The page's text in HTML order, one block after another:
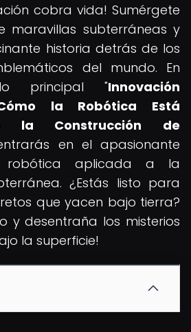
cobra vida! Sumérgete
maravillas subterráneas y
historia detrás de los
del mundo. En
principal "Innovación
la Robótica Está
la Construcción de
en el apasionante
aplicada a la
¿Estás listo para
que yacen bajo tierra?
y desentraña los misterios
la superficie!